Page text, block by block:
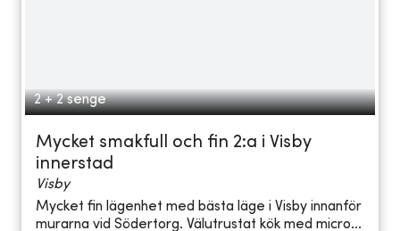
2 + 2 senge
Mycket smakfull och fin 2:a i Visby
innerstad
Visby
Mycket fin lägenhet med bästa läge i Visby innanför
murarna vid Södertorg. Välutrustat kök med micro...